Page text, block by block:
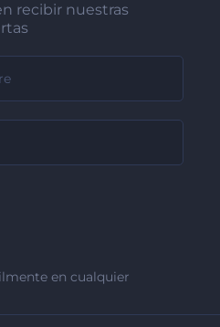
recibir nuestras
en cualquier